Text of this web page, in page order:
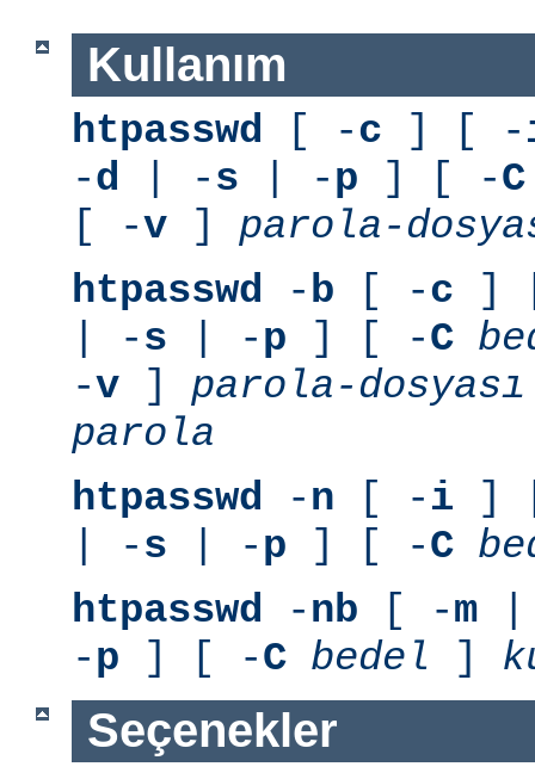
Kullanım
htpasswd [ -c ] [ -
-d | -s | -p ] [ -C
[ -v ] parola-
htpasswd -b [ -c ]
| -s | -p ] [ -C
-v ] parola-dosyası
parola
htpasswd -n [ -i ]
| -s | -p ] [ -C
htpasswd -nb [ -m
-p ] [ -C bedel ]
Seçenekler